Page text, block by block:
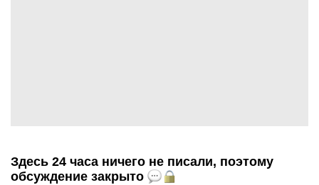
Здесь 24 часа ничего не писали, поэтому
обсуждение закрыто